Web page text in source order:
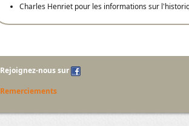
Charles Henriet pour les informations sur
Rejoignez-nous sur
Remerciements